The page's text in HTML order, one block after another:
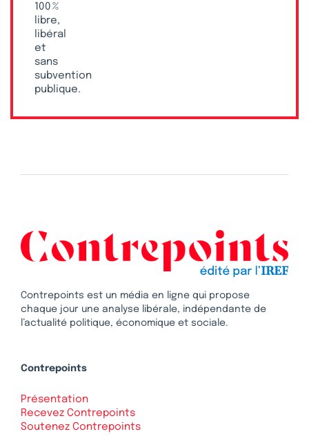
100 %
libre,
libéral
et
sans
subvention
publique.
Contrepoints est un média en ligne qui propose
chaque jour une analyse libérale, indépendante de
l’actualité politique, économique et sociale.
Contrepoints
Présentation
Recevez Contrepoints
Soutenez Contrepoints